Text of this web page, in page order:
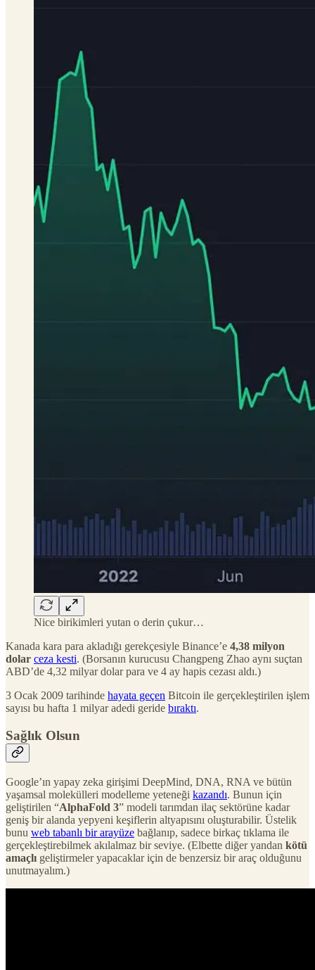
Nice birikimleri yutan o derin çukur…
Kanada kara para akladığı gerekçesiyle Binance’e 4,38 milyon
dolar ceza kesti. (Borsanın kurucusu Changpeng Zhao aynı suçtan
ABD’de 4,32 milyar dolar para ve 4 ay hapis cezası aldı.)
3 Ocak 2009 tarihinde hayata geçen Bitcoin ile gerçekleştirilen işlem
sayısı bu hafta 1 milyar adedi geride bıraktı.
Sağlık Olsun
Google’ın yapay zeka girişimi DeepMind, DNA, RNA ve bütün
yaşamsal molekülleri modelleme yeteneği kazandı. Bunun için
geliştirilen “AlphaFold 3” modeli tarımdan ilaç sektörüne kadar
geniş bir alanda yepyeni keşiflerin altyapısını oluşturabilir. Üstelik
bunu web tabanlı bir arayüze bağlanıp, sadece birkaç tıklama ile
gerçekleştirebilmek akılalmaz bir seviye. (Elbette diğer yandan kötü
amaçlı geliştirmeler yapacaklar için de benzersiz bir araç olduğunu
unutmayalım.)